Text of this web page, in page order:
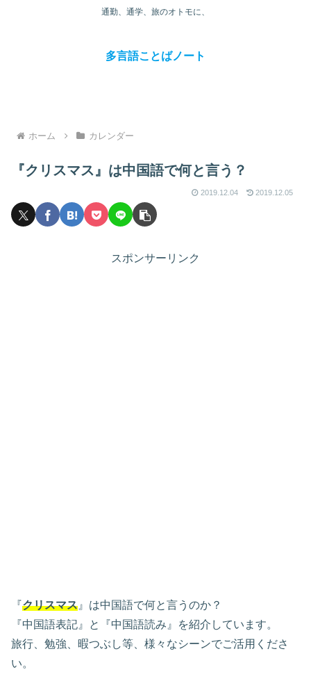
通勤、通学、旅のオトモに、
多言語ことばノート
ホーム カレンダー
『クリスマス』は中国語で何と言う？
2019.12.04 2019.12.05
スポンサーリンク
『クリスマス 』は中国語で何と言うのか？
『中国語表記』と『中国語読み』を紹介しています。
旅行、勉強、暇つぶし等、様々なシーンでご活用くださ
い。